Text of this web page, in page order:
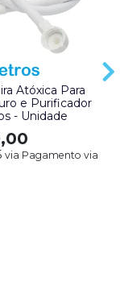
Atóxica Para
e Purificador
- Unidade
via Pagamento via